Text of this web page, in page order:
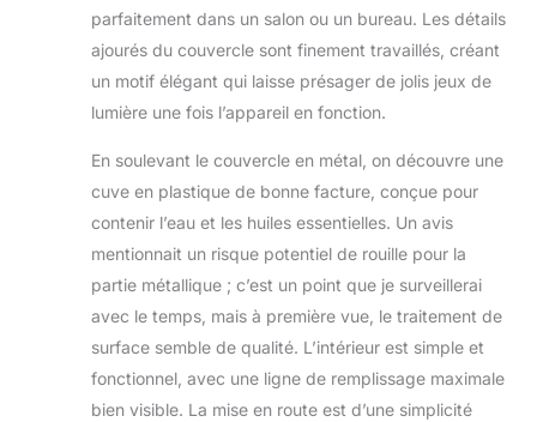
Mist : profitez des
avantages de la
diffusion de brume
froide à ultrasons
d'huile sans BPA. Il
fournit un moyen
sûr et efficace de
profiter de vos
huiles essentielles
préférées, assurant
un environnement
membres de la
famille, y compris
les animaux
parfaitement dans un salon ou un bureau. Les détails
ajourés du couvercle sont finement travaillés, créant
un motif élégant qui laisse présager de jolis jeux de
lumière une fois l’appareil en fonction.
En soulevant le couvercle en métal, on découvre une
cuve en plastique de bonne facture, conçue pour
contenir l’eau et les huiles essentielles. Un avis
mentionnait un risque potentiel de rouille pour la
partie métallique ; c’est un point que je surveillerai
avec le temps, mais à première vue, le traitement de
surface semble de qualité. L’intérieur est simple et
fonctionnel, avec une ligne de remplissage maximale
bien visible. La mise en route est d’une simplicité